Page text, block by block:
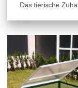
Das tierische